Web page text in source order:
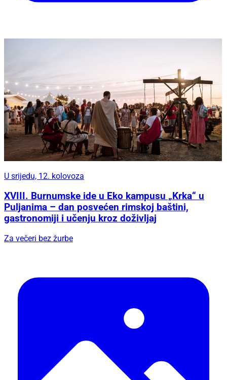
U srijedu, 12. kolovoza
XVIII. Burnumske ide u Eko kampusu „Krka“ u
Puljanima – dan posvećen rimskoj baštini,
gastronomiji i učenju kroz doživljaj
Za večeri bez žurbe